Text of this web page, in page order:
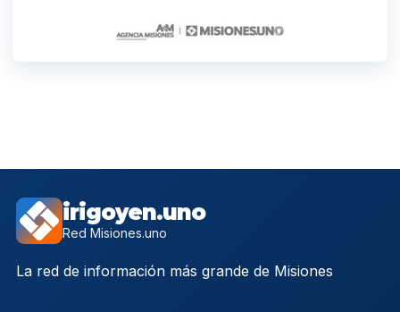
irigoyen.uno
Red Misiones.uno
La red de información más grande de Misiones